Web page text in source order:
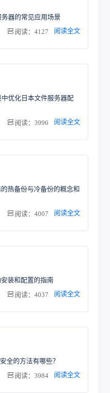
器的常见应用场景
阅读：4127 阅读全文
优化日本文件服务器配
阅读：3996 阅读全文
热备份与冷备份的概念和
阅读：4007 阅读全文
装和配置的指南
阅读：4037 阅读全文
全的方法有哪些？
阅读：3984 阅读全文